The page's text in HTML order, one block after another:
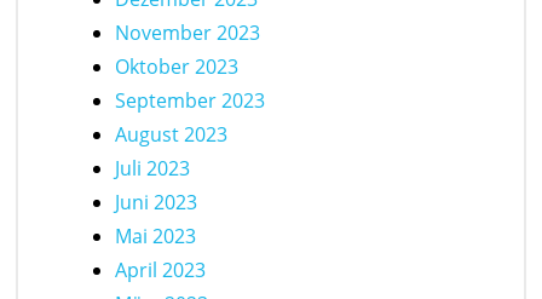
November 2023
Oktober 2023
September 2023
August 2023
Juli 2023
Juni 2023
Mai 2023
April 2023